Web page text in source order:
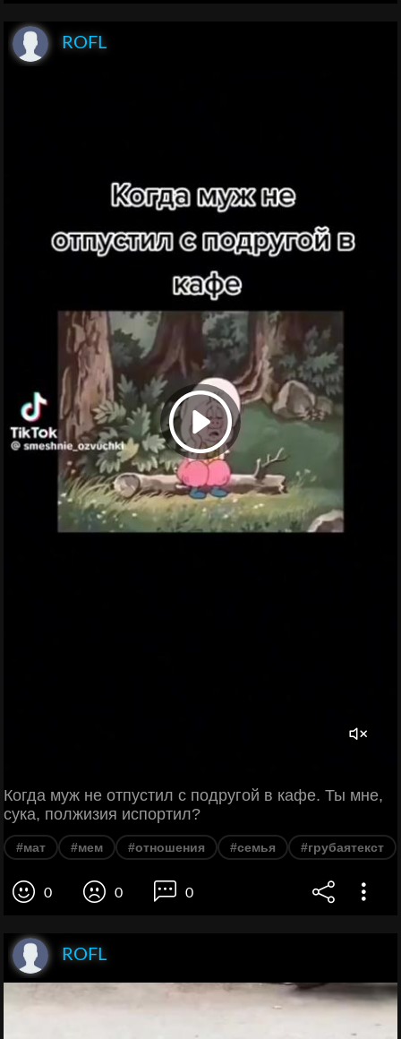
ROFL
Когда муж не отпустил с подругой в кафе. Ты мне,
сука, полжизия испортил?
#мат #мем #отношения #семья #грубаятекст
0 0 0
ROFL